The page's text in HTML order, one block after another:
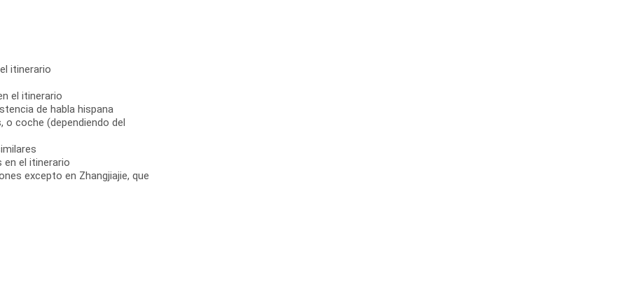
itinerario
el itinerario
de habla hispana
coche (dependiendo del
en el itinerario
excepto en Zhangjiajie, que